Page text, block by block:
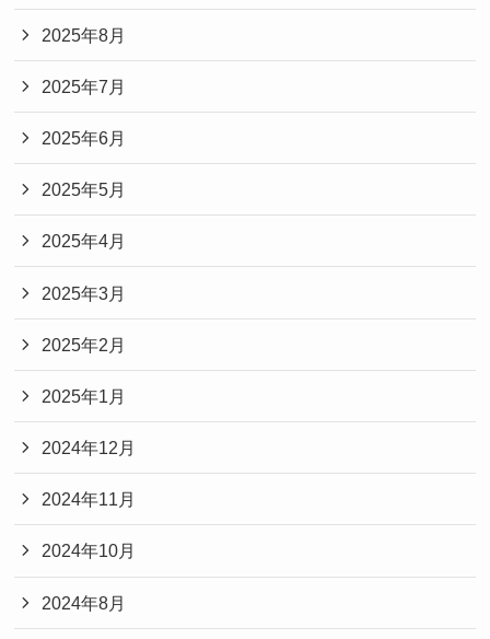
2025年8月
2025年7月
2025年6月
2025年5月
2025年4月
2025年3月
2025年2月
2025年1月
2024年12月
2024年11月
2024年10月
2024年8月